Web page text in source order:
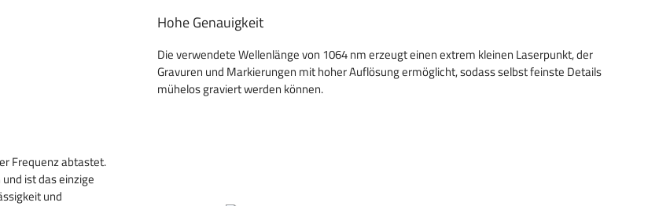
Hohe Genauigkeit
Die verwendete Wellenlänge von 1064 nm erzeugt einen extrem kleinen Laserpunkt, der
Gravuren und Markierungen mit hoher Auflösung ermöglicht, sodass selbst feinste Details
mühelos graviert werden können.
Frequenz abtastet.
ist das einzige
und